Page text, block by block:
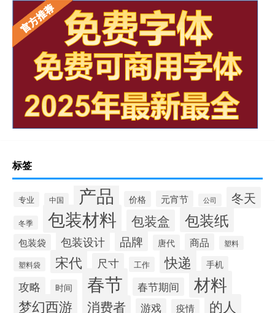
标签
专业 中国 产品 价格 元宵节 公司 冬天
冬季 包装材料 包装盒 包装纸
包装袋 包装设计 品牌 唐代 商品 塑料
塑料袋 宋代 尺寸 工作 快递 手机
攻略 时间 春节 春节期间 材料
梦幻西游 消费者 游戏 疫情 的人